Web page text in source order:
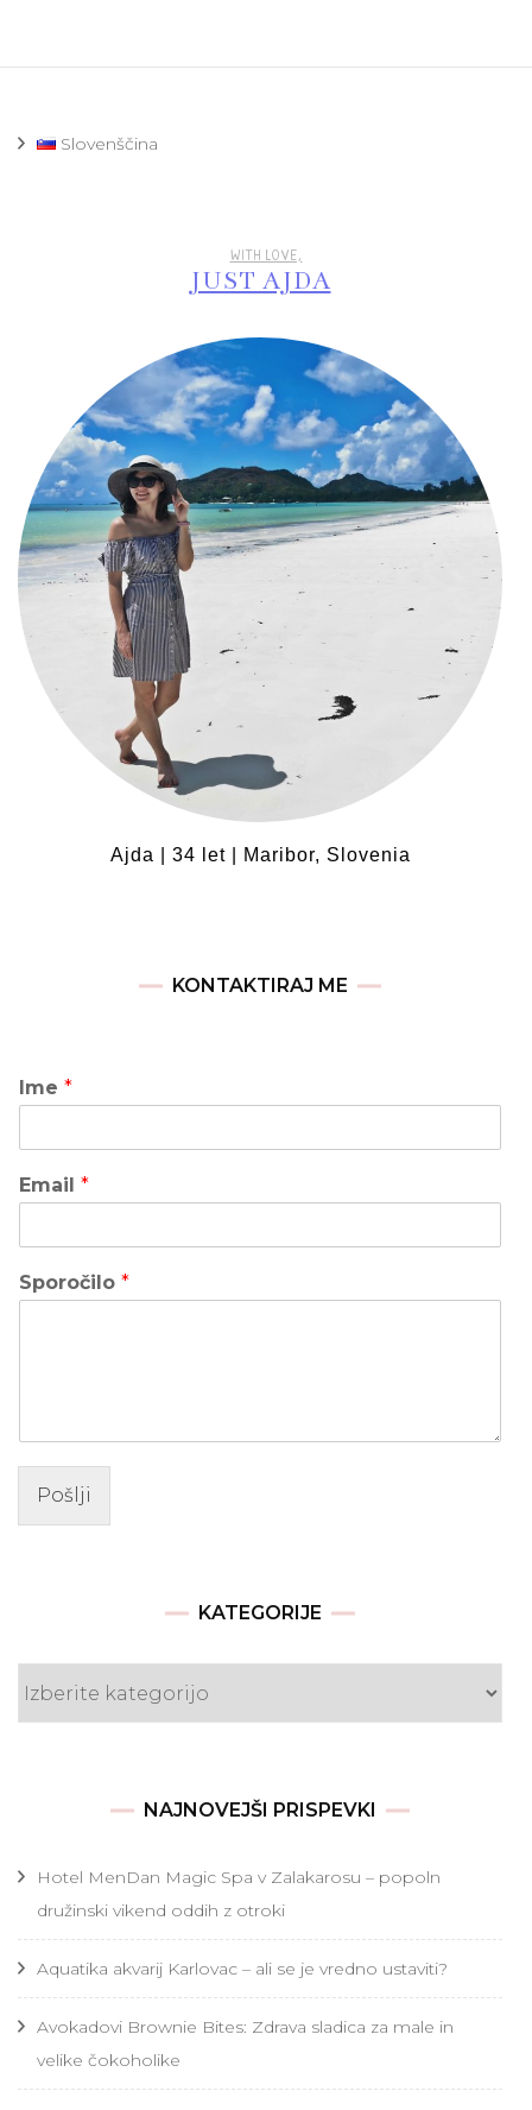
Slovenščina
WITH LOVE,
JUST AJDA
Ajda | 34 let | Maribor, Slovenia
KONTAKTIRAJ ME
Ime *
Email *
Sporočilo *
Pošlji
KATEGORIJE
NAJNOVEJŠI PRISPEVKI
Hotel MenDan Magic Spa v Zalakarosu – popoln
družinski vikend oddih z otroki
Aquatika akvarij Karlovac – ali se je vredno ustaviti?
Avokadovi Brownie Bites: Zdrava sladica za male in
velike čokoholike